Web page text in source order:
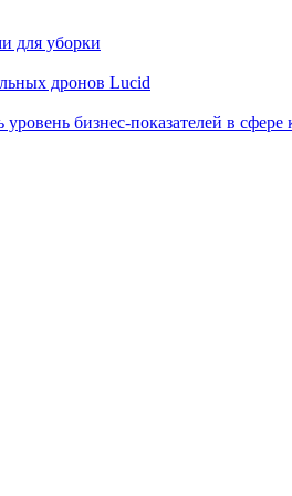
для уборки
дронов Lucid
бизнес-показателей в